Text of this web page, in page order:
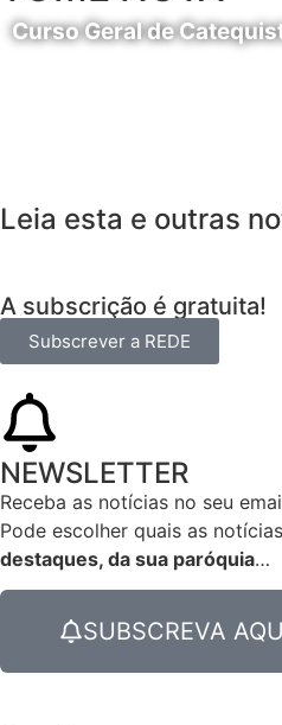
Curso Geral de
Leia esta e outras
A subscrição é gratuita!
Subscrever a REDE
NEWSLETTER
Receba as notícias no seu
Pode escolher quais as
destaques, da sua paróquia…
SUBSCREVA